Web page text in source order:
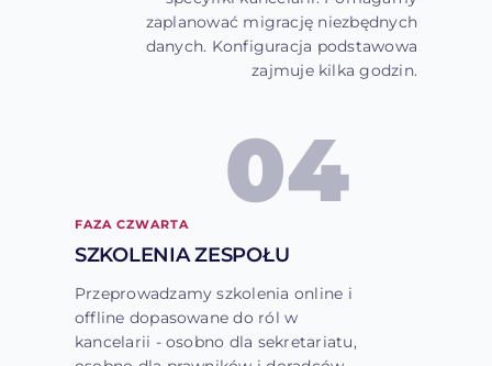
zaplanować migrację niezbędnych
danych. Konfiguracja podstawowa
zajmuje kilka godzin.
04
FAZA CZWARTA
SZKOLENIA ZESPOŁU
Przeprowadzamy szkolenia online i
offline dopasowane do ról w
kancelarii - osobno dla sekretariatu,